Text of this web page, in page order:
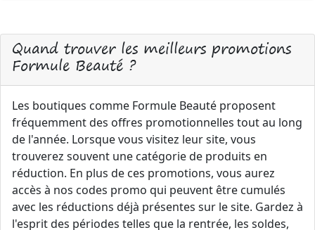
Quand trouver les meilleurs promotions
Formule Beauté ?
Les boutiques comme Formule Beauté proposent
fréquemment des offres promotionnelles tout au long
de l'année. Lorsque vous visitez leur site, vous
trouverez souvent une catégorie de produits en
réduction. En plus de ces promotions, vous aurez
accès à nos codes promo qui peuvent être cumulés
avec les réductions déjà présentes sur le site. Gardez à
l'esprit des périodes telles que la rentrée, les soldes,